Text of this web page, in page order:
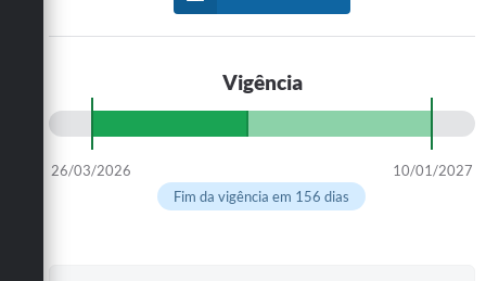
Vigência
26/03/2026
10/01/2027
Fim da vigência em 156 dias